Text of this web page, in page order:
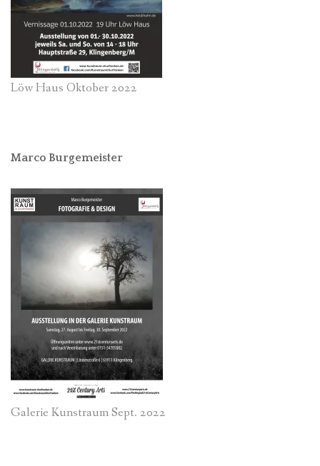
Löw Haus Oktober 2022
Marco Burgemeister
Galerie Kunstraum Sept. 2022